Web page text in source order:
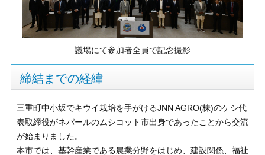
議場にて参加者全員で記念撮影
締結までの経緯
三重町中小坂でキウイ栽培を手がけるJNN AGRO(株)のケシ代
表取締役がネパールのムシコット市出身であったことから交流
が始まりました。
本市では、基幹産業である農業分野をはじめ、建設関係、福祉